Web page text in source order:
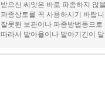
받으신 씨앗은 바로 파종하지 않
파종상토를 꼭 사용하시기 바랍
잘못된 보관이나 파종방법등으
따라서 발아율이나 발아기간이